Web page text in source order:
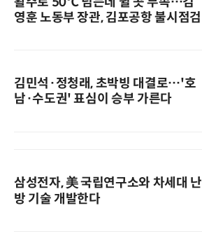
영훈 노동부 장관, 김포공항 불시점검
김민석·정청래, 초박빙 대결로…'호
남·수도권' 표심이 승부 가른다
삼성전자, 美 국립연구소와 차세대 난
방 기술 개발한다